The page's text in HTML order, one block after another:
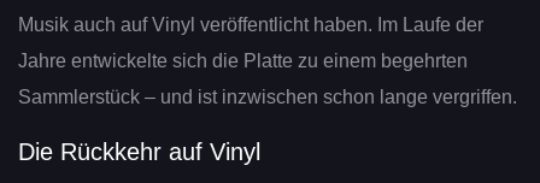
Musik auch auf Vinyl veröffentlicht haben. Im Laufe der
Jahre entwickelte sich die Platte zu einem begehrten
Sammlerstück – und ist inzwischen schon lange vergriffen.
Die Rückkehr auf Vinyl